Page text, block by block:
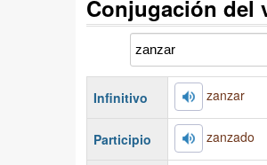
Conjugación del
Infinitivo zanzar
Participio zanzado